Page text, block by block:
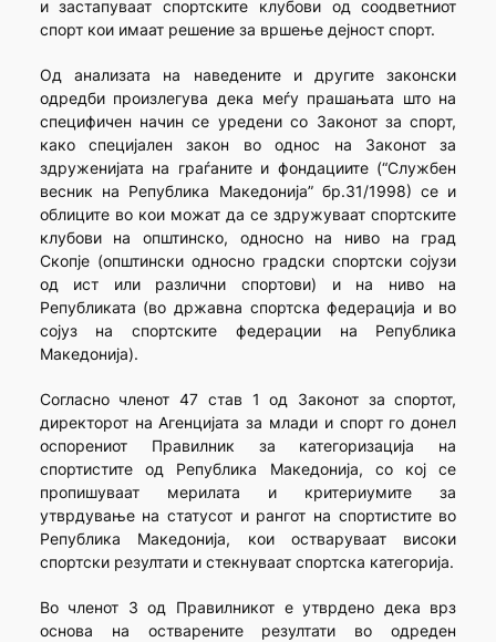
и застапуваат спортските клубови од соодветниот
спорт кои имаат решение за вршење дејност спорт.
Од анализата на наведените и другите законски
одредби произлегува дека меѓу прашањата што на
специфичен начин се уредени со Законот за спорт,
како специјален закон во однос на Законот за
здруженијата на граѓаните и фондациите (“Службен
весник на Република Македонија” бр.31/1998) се и
облиците во кои можат да се здружуваат спортските
клубови на општинско, односно на ниво на град
Скопје (општински односно градски спортски сојузи
од ист или различни спортови) и на ниво на
Републиката (во државна спортска федерација и во
сојуз на спортските федерации на Република
Македонија).
Согласно членот 47 став 1 од Законот за спортот,
директорот на Агенцијата за млади и спорт го донел
оспорениот Правилник за категоризација на
спортистите од Република Македонија, со кој се
пропишуваат мерилата и критериумите за
утврдување на статусот и рангот на спортистите во
Република Македонија, кои остваруваат високи
спортски резултати и стекнуваат спортска категорија.
Во членот 3 од Правилникот е утврдено дека врз
основа на остварените резултати во одреден